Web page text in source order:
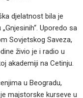
djelatnost bila je
Uporedo sa
Sovjetskog Saveza,
živio je i radio u
akademiji na Cetinju.
u Beogradu,
majstorske kurseve u